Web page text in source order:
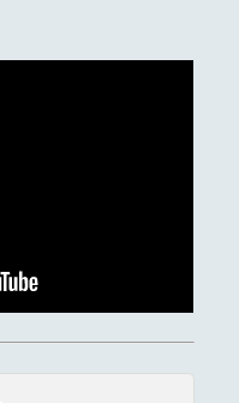
- Nuove lezioni di
(Diarkos, 2023)
(trad. di F.
Marco Mozzoni